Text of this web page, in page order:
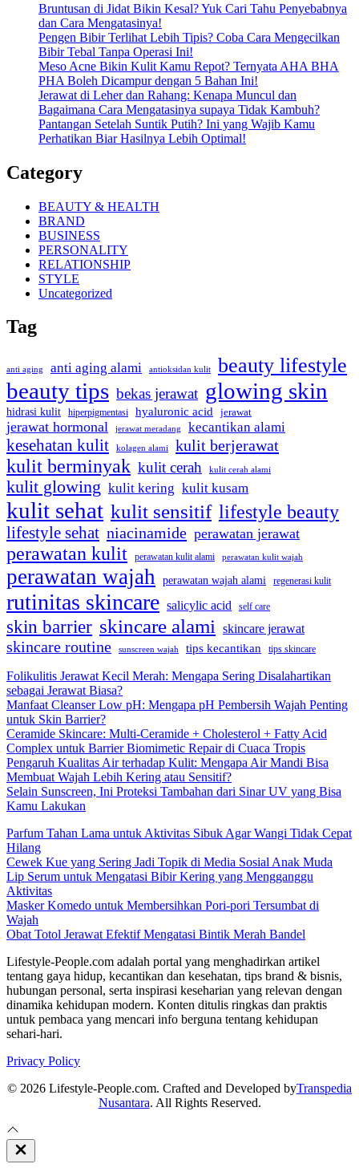
Bruntusan di Jidat Bikin Kesal? Yuk Cari Tahu Penyebabnya
dan Cara Mengatasinya!
Pengen Bibir Terlihat Lebih Tipis? Coba Cara Mengecilkan
Bibir Tebal Tanpa Operasi Ini!
Meso Acne Bikin Kulit Kamu Repot? Ternyata AHA BHA
PHA Boleh Dicampur dengan 5 Bahan Ini!
Jerawat di Leher dan Rahang: Kenapa Muncul dan
Bagaimana Cara Mengatasinya supaya Tidak Kambuh?
Pantangan Setelah Suntik Putih? Ini yang Wajib Kamu
Perhatikan Biar Hasilnya Lebih Optimal!
Category
BEAUTY & HEALTH
BRAND
BUSINESS
PERSONALITY
RELATIONSHIP
STYLE
Uncategorized
Tag
anti aging anti aging alami antioksidan kulit beauty lifestyle
beauty tips bekas jerawat glowing skin
hidrasi kulit hiperpigmentasi hyaluronic acid jerawat
jerawat hormonal jerawat meradang kecantikan alami
kesehatan kulit kolagen alami kulit berjerawat
kulit berminyak kulit cerah kulit cerah alami
kulit glowing kulit kering kulit kusam
kulit sehat kulit sensitif lifestyle beauty
lifestyle sehat niacinamide perawatan jerawat
perawatan kulit perawatan kulit alami perawatan kulit wajah
perawatan wajah perawatan wajah alami regenerasi kulit
rutinitas skincare salicylic acid self care
skin barrier skincare alami skincare jerawat
skincare routine sunscreen wajah tips kecantikan tips skincare
Folikulitis Jerawat Kecil Merah: Mengapa Sering Disalahartikan
sebagai Jerawat Biasa?
Manfaat Cleanser Low pH: Mengapa pH Pembersih Wajah Penting
untuk Skin Barrier?
Ceramide Skincare: Multi-Ceramide + Cholesterol + Fatty Acid
Complex untuk Barrier Biomimetic Repair di Cuaca Tropis
Pengaruh Kualitas Air terhadap Kulit: Mengapa Air Mandi Bisa
Membuat Wajah Lebih Kering atau Sensitif?
Selain Sunscreen, Ini Proteksi Tambahan dari Sinar UV yang Bisa
Kamu Lakukan
Parfum Tahan Lama untuk Aktivitas Sibuk Agar Wangi Tidak Cepat
Hilang
Cewek Kue yang Sering Jadi Topik di Media Sosial Anak Muda
Lip Serum untuk Mengatasi Bibir Kering yang Mengganggu
Aktivitas
Masker Komedo untuk Membersihkan Pori-pori Tersumbat di
Wajah
Obat Totol Jerawat Efektif Mengatasi Bintik Merah Bandel
Lifestyle-People.com adalah portal yang menghadirkan artikel
tentang gaya hidup, kecantikan dan kesehatan, tips brand & bisnis,
hubungan personal, serta inspirasi keseharian yang relevan dengan
dinamika kehidupan modern. Konten ditulis ringkas dan praktis
untuk pembaca yang mencari info berguna tentang kehidupan
sehari-hari.
Privacy Policy
© 2026 Lifestyle-People.com. Crafted and Developed byTranspedia
Nusantara. All Rights Reserved.
Close
Off